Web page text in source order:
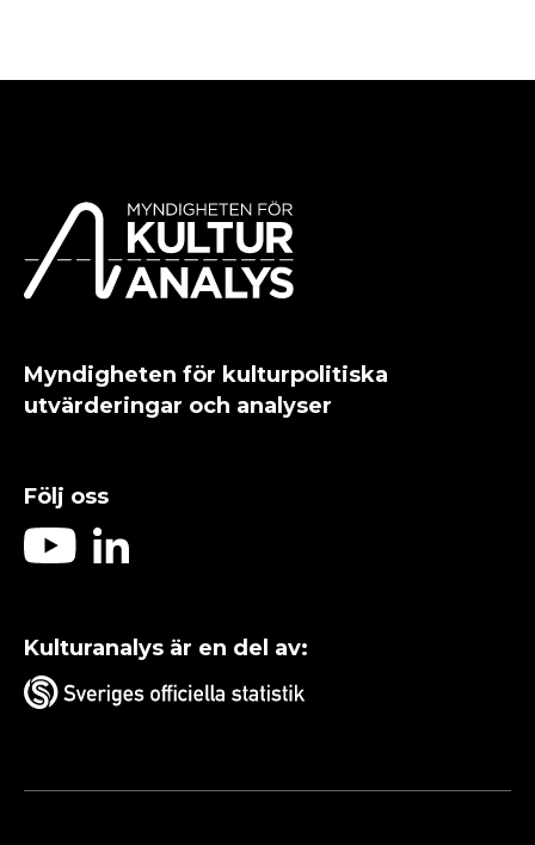
Myndigheten för kulturpolitiska
utvärderingar och analyser
Följ oss
Kulturanalys är en del av: